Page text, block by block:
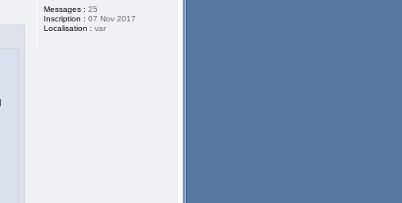
Messages : 25
Inscription : 07 Nov 2017
Localisation : var